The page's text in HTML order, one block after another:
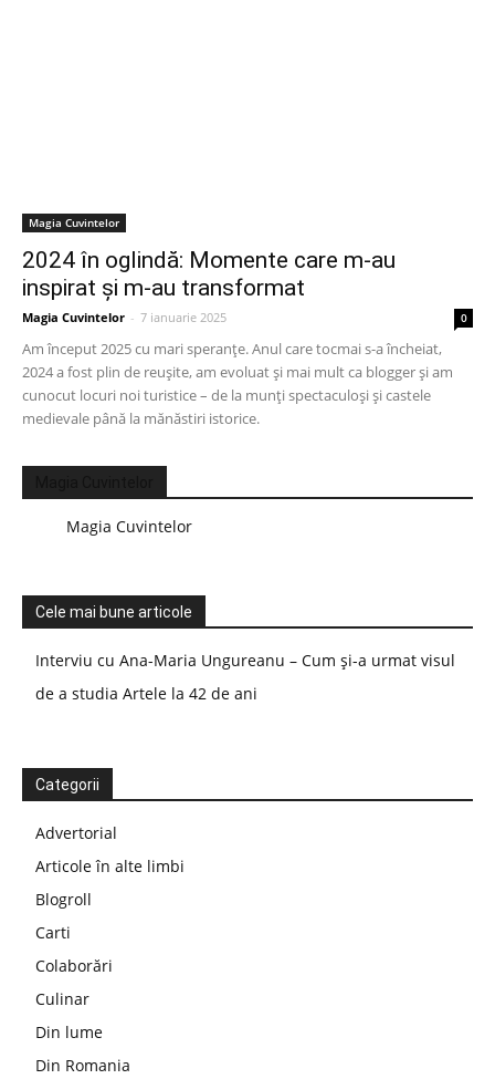
Magia Cuvintelor
2024 în oglindă: Momente care m-au
inspirat și m-au transformat
Magia Cuvintelor - 7 ianuarie 2025 0
Am început 2025 cu mari speranțe. Anul care tocmai s-a încheiat,
2024 a fost plin de reușite, am evoluat și mai mult ca blogger și am
cunocut locuri noi turistice – de la munți spectaculoși și castele
medievale până la mănăstiri istorice.
Magia Cuvintelor
Cele mai bune articole
Interviu cu Ana-Maria Ungureanu – Cum și-a urmat visul
de a studia Artele la 42 de ani
Categorii
Advertorial
Articole în alte limbi
Blogroll
Carti
Colaborări
Culinar
Din lume
Din Romania